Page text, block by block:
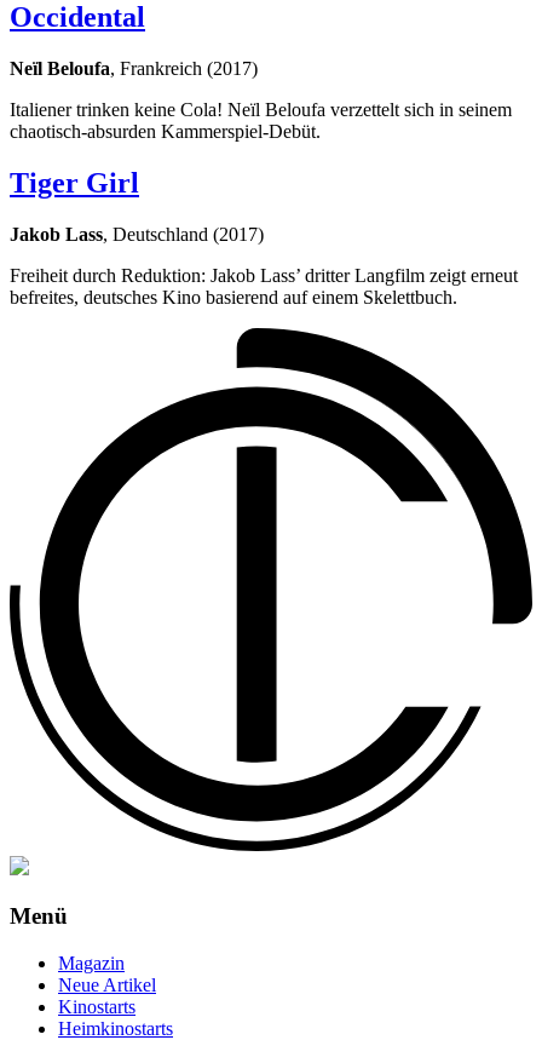
Occidental
Neïl Beloufa, Frankreich (2017)
Italiener trinken keine Cola! Neïl Beloufa verzettelt sich in seinem
chaotisch-absurden Kammerspiel-Debüt.
Tiger Girl
Jakob Lass, Deutschland (2017)
Freiheit durch Reduktion: Jakob Lass’ dritter Langfilm zeigt erneut
befreites, deutsches Kino basierend auf einem Skelettbuch.
Menü
Magazin
Neue Artikel
Kinostarts
Heimkinostarts